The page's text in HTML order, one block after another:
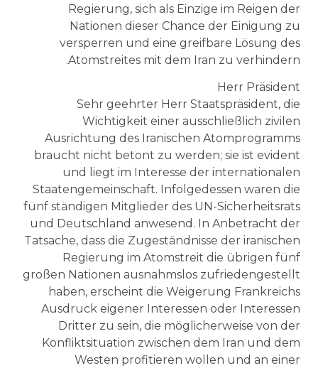
Regierung, sich als Einzige im Reigen der
Nationen dieser Chance der Einigung zu
versperren und eine greifbare Lösung des
Atomstreites mit dem Iran zu verhindern.
Herr Präsident
Sehr geehrter Herr Staatspräsident, die
Wichtigkeit einer ausschließlich zivilen
Ausrichtung des Iranischen Atomprogramms
braucht nicht betont zu werden; sie ist evident
und liegt im Interesse der internationalen
Staatengemeinschaft. Infolgedessen waren die
fünf ständigen Mitglieder des UN-Sicherheitsrats
und Deutschland anwesend. In Anbetracht der
Tatsache, dass die Zugeständnisse der iranischen
Regierung im Atomstreit die übrigen fünf
großen Nationen ausnahmslos zufriedengestellt
haben, erscheint die Weigerung Frankreichs
Ausdruck eigener Interessen oder Interessen
Dritter zu sein, die möglicherweise von der
Konfliktsituation zwischen dem Iran und dem
Westen profitieren wollen und an einer